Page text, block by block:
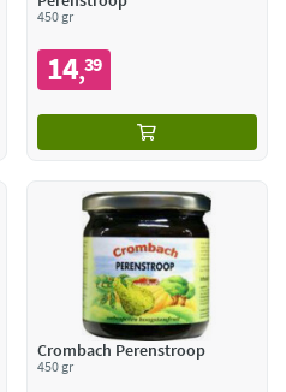
450 gr
14,39
Crombach Perenstroop
450 gr